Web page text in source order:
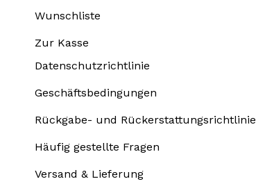
Wunschliste
Zur Kasse
Datenschutzrichtlinie
Geschäftsbedingungen
Rückgabe- und Rückerstattungsrichtlinie
Häufig gestellte Fragen
Versand & Lieferung